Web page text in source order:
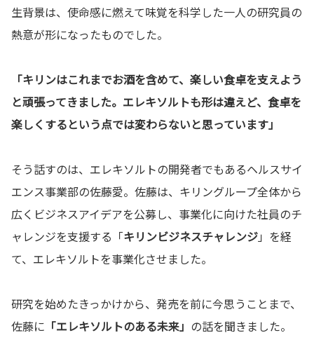
生背景は、使命感に燃えて味覚を科学した一人の研究員の
熱意が形になったものでした。
「キリンはこれまでお酒を含めて、楽しい食卓を支えよう
と頑張ってきました。エレキソルトも形は違えど、食卓を
楽しくするという点では変わらないと思っています」
そう話すのは、エレキソルトの開発者でもあるヘルスサイ
エンス事業部の佐藤愛。佐藤は、キリングループ全体から
広くビジネスアイデアを公募し、事業化に向けた社員のチ
ャレンジを支援する「キリンビジネスチャレンジ 」を経
て、エレキソルトを事業化させました。
研究を始めたきっかけから、発売を前に今思うことまで、
佐藤に 「エレキソルトのある未来」 の話を聞きました。